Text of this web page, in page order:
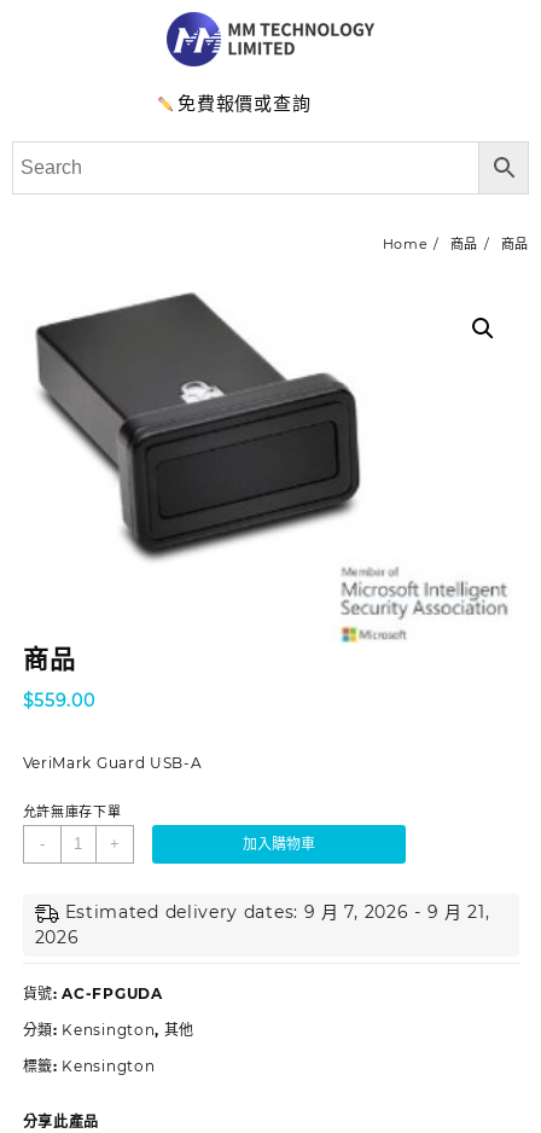
免費報價或查詢
Home 商品 商品
商品
$559.00
VeriMark Guard USB-A
允許無庫存下單
- + 加入購物車
Estimated delivery dates: 9 月 7, 2026 - 9 月 21,
2026
貨號:AC-FPGUDA
分類: Kensington, 其他
標籤: Kensington
分享此產品